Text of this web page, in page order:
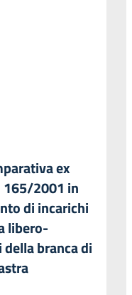
ex
165/2001 in
di incarichi
libero-
branca di